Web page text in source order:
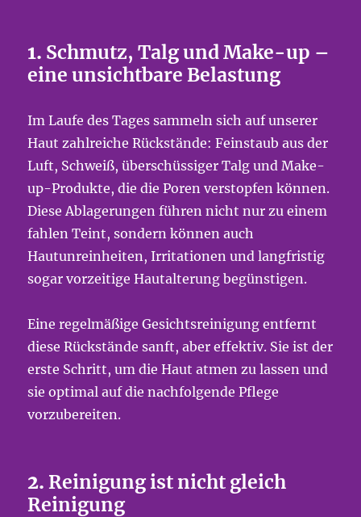
1. Schmutz, Talg und Make-up –
eine unsichtbare Belastung
Im Laufe des Tages sammeln sich auf unserer
Haut zahlreiche Rückstände: Feinstaub aus der
Luft, Schweiß, überschüssiger Talg und Make-
up-Produkte, die die Poren verstopfen können.
Diese Ablagerungen führen nicht nur zu einem
fahlen Teint, sondern können auch
Hautunreinheiten, Irritationen und langfristig
sogar vorzeitige Hautalterung begünstigen.
Eine regelmäßige Gesichtsreinigung entfernt
diese Rückstände sanft, aber effektiv. Sie ist der
erste Schritt, um die Haut atmen zu lassen und
sie optimal auf die nachfolgende Pflege
vorzubereiten.
2.Reinigung ist nicht gleich
Reinigung